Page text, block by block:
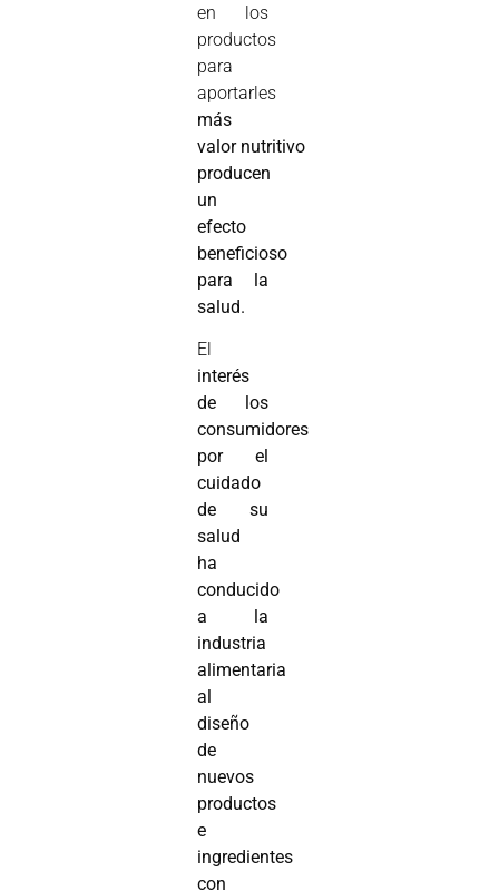
en los
productos
para
aportarles
más
valor nutritivo
producen
un
efecto
beneficioso
para la
salud.
El
interés
de los
consumidores
por el
cuidado
de su
salud
ha
conducido
a la
industria
alimentaria
al
diseño
de
nuevos
productos
e
ingredientes
con